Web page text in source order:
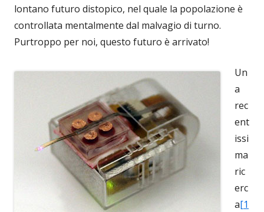
lontano futuro distopico, nel quale la popolazione è
controllata mentalmente dal malvagio di turno.
Purtroppo per noi, questo futuro è arrivato!
Un
a
rec
ent
issi
ma
ric
erc
a[1